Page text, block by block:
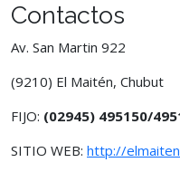
Contactos
Av. San Martin 922
(9210) El Maitén, Chubut
FIJO: (02945) 495150/
SITIO WEB: http://